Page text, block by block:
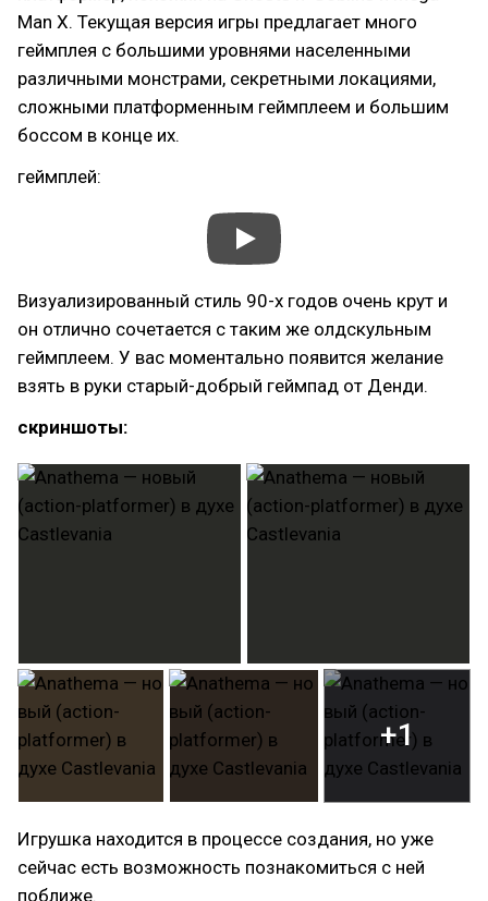
Man X. Текущая версия игры предлагает много
геймплея с большими уровнями населенными
различными монстрами, секретными локациями,
сложными платформенным геймплеем и большим
боссом в конце их.
геймплей:
Визуализированный стиль 90-х годов очень крут и
он отлично сочетается с таким же олдскульным
геймплеем. У вас моментально появится желание
взять в руки старый-добрый геймпад от Денди.
скриншоты:
+1
Игрушка находится в процессе создания, но уже
сейчас есть возможность познакомиться с ней
поближе.